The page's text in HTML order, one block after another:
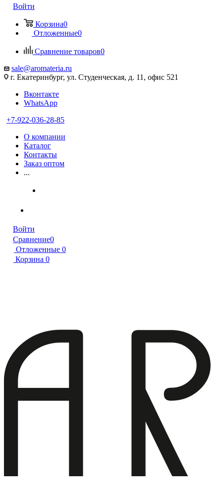
Войти
Корзина0
Отложенные0
Сравнение товаров0
sale@aromateria.ru
г. Екатеринбург, ул. Студенческая, д. 11, офис 521
Вконтакте
WhatsApp
+7-922-036-28-85
О компании
Каталог
Контакты
Заказ оптом
...
Войти
Сравнение0
Отложенные 0
Корзина 0